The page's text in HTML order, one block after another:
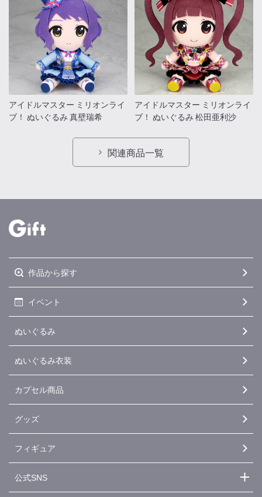
アイドルマスター ミリオンライ
ブ！ ぬいぐるみ 真壁瑞希
アイドルマスター ミリオンライ
ブ！ ぬいぐるみ 松田亜利沙
関連商品一覧
作品から探す
イベント
ぬいぐるみ
ぬいぐるみ衣装
カプセル商品
グッズ
フィギュア
公式SNS